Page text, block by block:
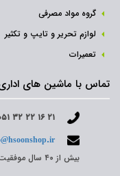
گروه مواد مصرفی
لوازم تحریر و تایپ و تکثیر
تعمیرات
تماس با ماشین های
۰۵۱ ۳۲ ۲۲ ۱۶
بیش از ۴۰ سال موفقیت در جلب اعتماد شما